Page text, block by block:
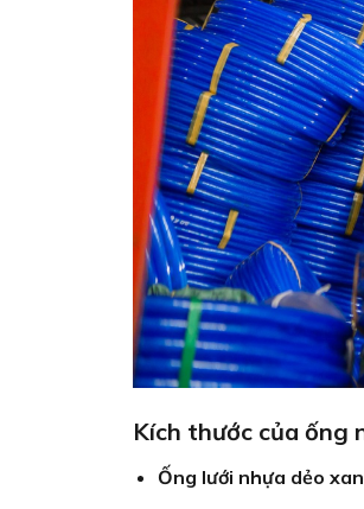
Kích thước của ống
Ống lưới nhựa dẻo